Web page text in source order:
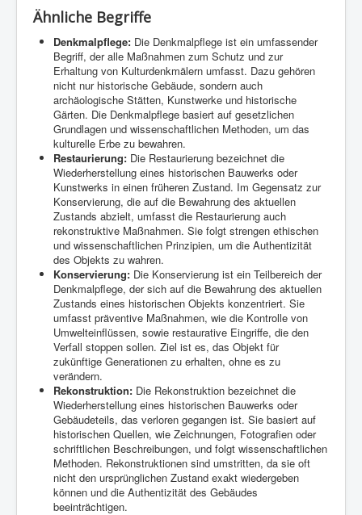
Ähnliche Begriffe
Denkmalpflege: Die Denkmalpflege ist ein umfassender
Begriff, der alle Maßnahmen zum Schutz und zur
Erhaltung von Kulturdenkmälern umfasst. Dazu gehören
nicht nur historische Gebäude, sondern auch
archäologische Stätten, Kunstwerke und historische
Gärten. Die Denkmalpflege basiert auf gesetzlichen
Grundlagen und wissenschaftlichen Methoden, um das
kulturelle Erbe zu bewahren.
Restaurierung: Die Restaurierung bezeichnet die
Wiederherstellung eines historischen Bauwerks oder
Kunstwerks in einen früheren Zustand. Im Gegensatz zur
Konservierung, die auf die Bewahrung des aktuellen
Zustands abzielt, umfasst die Restaurierung auch
rekonstruktive Maßnahmen. Sie folgt strengen ethischen
und wissenschaftlichen Prinzipien, um die Authentizität
des Objekts zu wahren.
Konservierung: Die Konservierung ist ein Teilbereich der
Denkmalpflege, der sich auf die Bewahrung des aktuellen
Zustands eines historischen Objekts konzentriert. Sie
umfasst präventive Maßnahmen, wie die Kontrolle von
Umwelteinflüssen, sowie restaurative Eingriffe, die den
Verfall stoppen sollen. Ziel ist es, das Objekt für
zukünftige Generationen zu erhalten, ohne es zu
verändern.
Rekonstruktion: Die Rekonstruktion bezeichnet die
Wiederherstellung eines historischen Bauwerks oder
Gebäudeteils, das verloren gegangen ist. Sie basiert auf
historischen Quellen, wie Zeichnungen, Fotografien oder
schriftlichen Beschreibungen, und folgt wissenschaftlichen
Methoden. Rekonstruktionen sind umstritten, da sie oft
nicht den ursprünglichen Zustand exakt wiedergeben
können und die Authentizität des Gebäudes
beeinträchtigen.